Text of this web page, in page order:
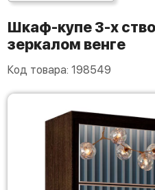
Шкаф-купе 3-х створчатый Крафт-6 с
зеркалом венге
Код товара: 198549